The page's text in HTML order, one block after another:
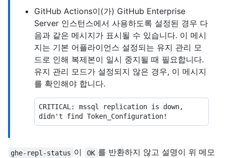
GitHub Actions이(가) GitHub Enterprise
Server 인스턴스에서 사용하도록 설정된 경우 다
음과 같은 메시지가 표시될 수 있습니다. 이 메시
지는 기본 어플라이언스 설정되는 유지 관리 모
드로 인해 복제본이 일시 중지될 때 필요합니다.
유지 관리 모드가 설정되지 않은 경우, 이 메시지
를 확인해야 합니다.
CRITICAL: mssql replication is down,
ghe-repl-status 이 OK 를 반환하지 않고 설명이 위 메모